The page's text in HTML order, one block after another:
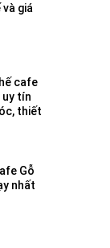
giá
cafe
uy tín
thiết
Gỗ
nhất